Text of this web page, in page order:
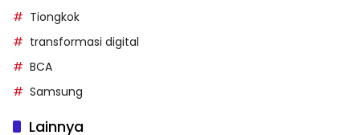
Tiongkok
transformasi digital
BCA
Samsung
Lainnya